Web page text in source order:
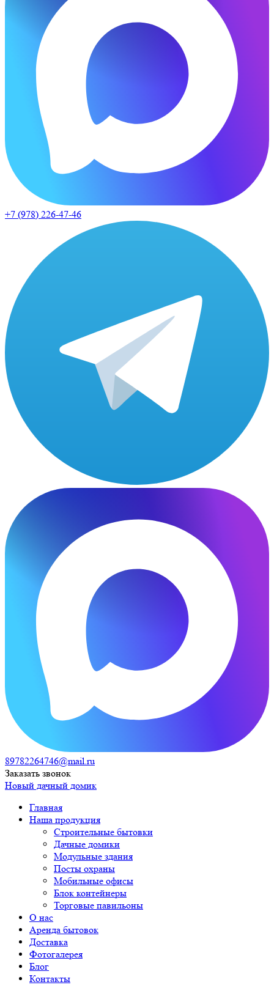
+7 (978) 226-47-46
89782264746@mail.ru
Заказать звонок
Новый дачный домик
Главная
Наша продукция
Строительные бытовки
Дачные домики
Модульные здания
Посты охраны
Мобильные офисы
Блок контейнеры
Торговые павильоны
О нас
Аренда бытовок
Доставка
Фотогалерея
Блог
Контакты